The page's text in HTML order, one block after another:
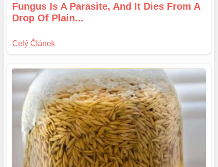
Fungus Is A Parasite, And It Dies From A
Drop Of Plain...